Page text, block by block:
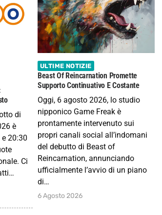
di
è
20:30
Ci
ULTIME NOTIZIE
Beast Of Reincarnation Promette
Supporto Continuativo E Costante
Oggi, 6 agosto 2026, lo studio
nipponico Game Freak è
prontamente intervenuto sui
propri canali social all’indomani
del debutto di Beast of
Reincarnation, annunciando
ufficialmente l’avvio di un piano
di…
6 Agosto 2026